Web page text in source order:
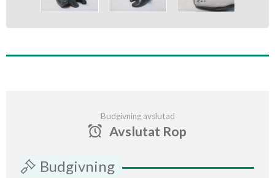
Budgivning avslutad
Avslutat Rop
Budgivning